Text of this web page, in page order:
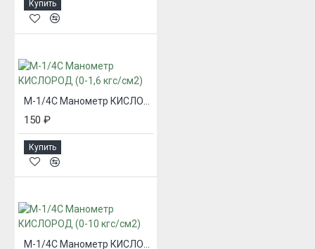
Купить
150 ₽
Купить
М-1/4С Манометр КИСЛОРОД (0-10 кгс/см2)